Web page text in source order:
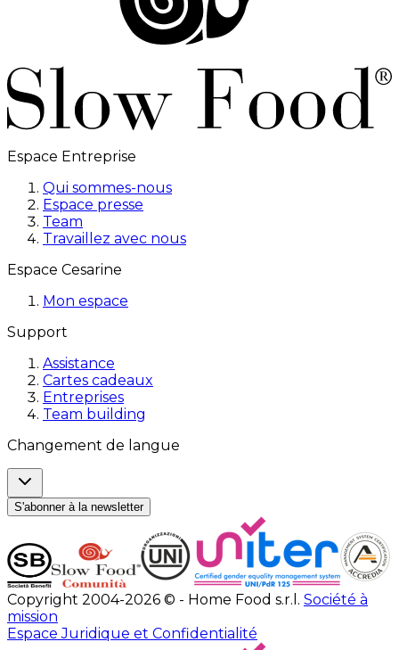
Espace Entreprise
Qui sommes-nous
Espace presse
Team
Travaillez avec nous
Espace Cesarine
Mon espace
Support
Assistance
Cartes cadeaux
Entreprises
Team building
Changement de langue
S'abonner à la newsletter
Copyright 2004-2026 © - Home Food s.r.l. Société à
mission
Espace Juridique et Confidentialité